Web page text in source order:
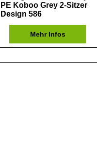
PE Koboo Grey 2-Sitzer
Design 586
Mehr Infos